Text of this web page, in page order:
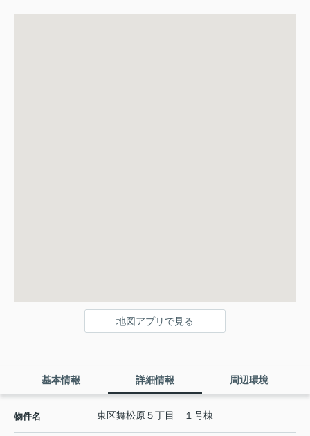
地図アプリで見る
基本情報 詳細情報 周辺環境
物件名 東区舞松原５丁目 １号棟